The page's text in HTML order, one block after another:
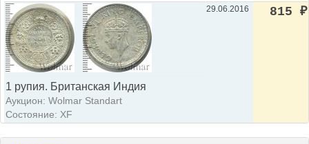
1 рупия. Британская Индия
Аукцион: Wolmar Standart
Состояние: XF
29.06.2016 815 ₽